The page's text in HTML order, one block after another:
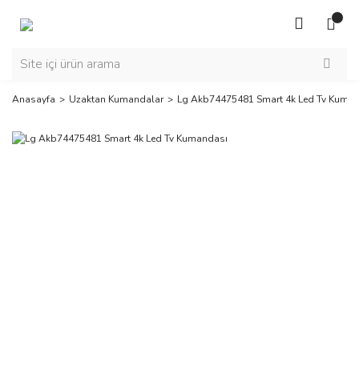
Anasayfa Uzaktan Kumandalar Lg Akb74475481 Smart 4k Led Tv